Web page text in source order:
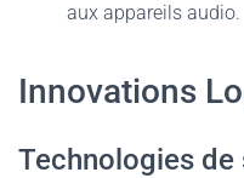
aux appareils audio.
Innovations
Technologies